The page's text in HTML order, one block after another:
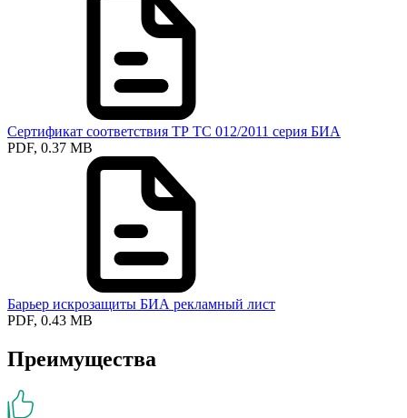
Сертификат соответствия ТР ТС 012/2011 серия БИА
PDF, 0.37 MB
Барьер искрозащиты БИА рекламный лист
PDF, 0.43 MB
Преимущества